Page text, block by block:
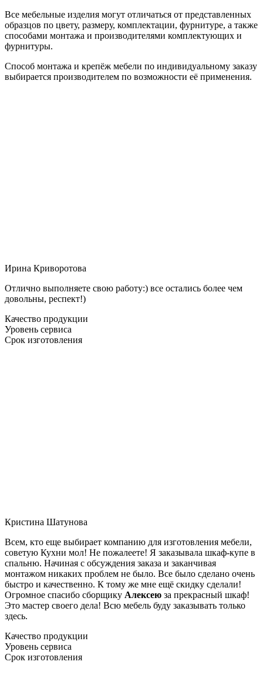
Все мебельные изделия могут отличаться от представленных
образцов по цвету, размеру, комплектации, фурнитуре, а также
способами монтажа и производителями комплектующих и
фурнитуры.
Способ монтажа и крепёж мебели по индивидуальному заказу
выбирается производителем по возможности её применения.
Ирина Криворотова
Отлично выполняете свою работу:) все остались более чем
довольны, респект!)
Качество продукции
Уровень сервиса
Срок изготовления
Кристина Шатунова
Всем, кто еще выбирает компанию для изготовления мебели,
советую Кухни мол! Не пожалеете! Я заказывала шкаф-купе в
спальню. Начиная с обсуждения заказа и заканчивая
монтажом никаких проблем не было. Все было сделано очень
быстро и качественно. К тому же мне ещё скидку сделали!
Огромное спасибо сборщику Алексею за прекрасный шкаф!
Это мастер своего дела! Всю мебель буду заказывать только
здесь.
Качество продукции
Уровень сервиса
Срок изготовления